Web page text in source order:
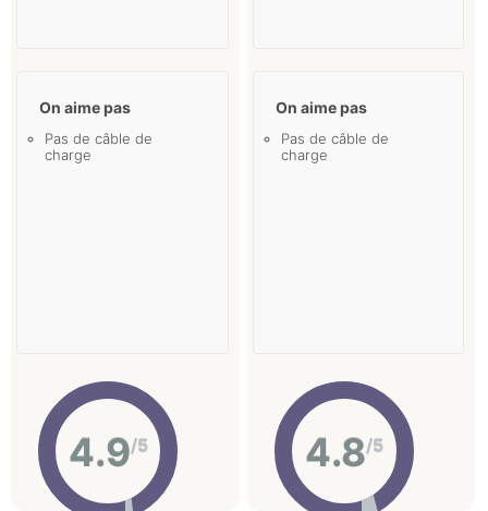
On aime pas
Pas de câble de
charge
4.9/5
On aime pas
Pas de câble de
charge
4.8/5